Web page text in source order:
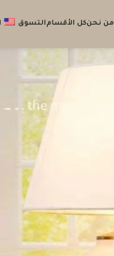
من نحنكل الأقسامالتسوق